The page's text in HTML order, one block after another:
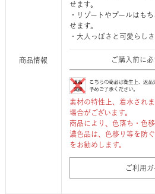
商品情報
せます。
・リゾートやプールはも
せます。
・大人っぽさと可愛らし
ご購入前に
素材の特性上、着水され
場合がございます。
商品により、色落ち・色
濃色品は、色移り等を防
をお勧めします。
ご利用